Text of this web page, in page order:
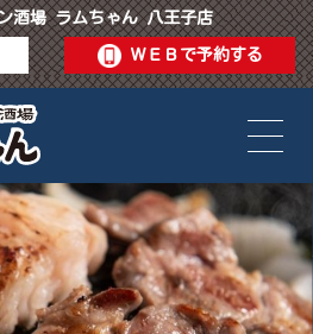
酒場 ラムちゃん 八王子店
ＷＥＢで予約する